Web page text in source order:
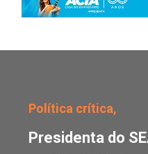
Política crítica,
Presidenta do